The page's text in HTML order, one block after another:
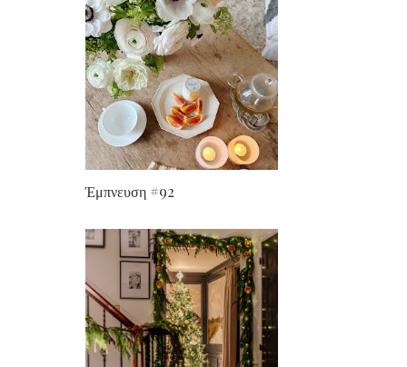
Έμπνευση #92